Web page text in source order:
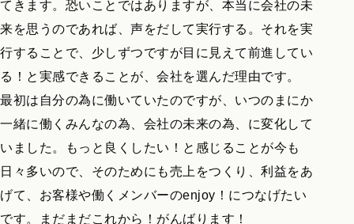
てきます。恐いことではありますが、本当に会社の未
来を思うのであれば、声をだして実行する。それを実
行することで、少しずつですが目に見えて前進してい
る！と実感できることが、会社を選んだ理由です。
最初は自分の為に働いていたのですが、いつのまにか
一緒に働くみんなの為、会社の未来の為、に変化して
いました。もっと良くしたい！と感じることが今も
日々多いので、そのためにも売上をつくり、利益をあ
げて、お客様や働くメンバーのenjoy！につなげたい
です。まだまだこれから！がんばります！